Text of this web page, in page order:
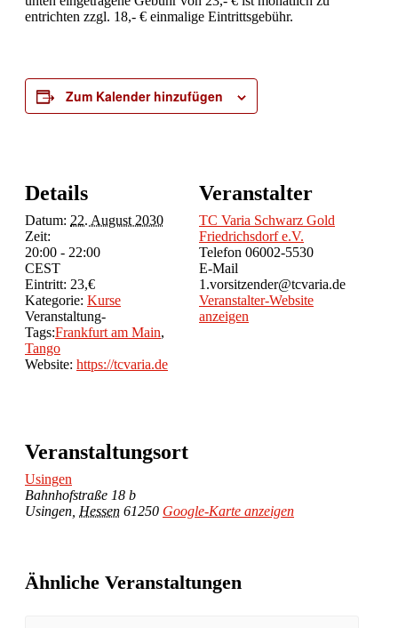
entrichten zzgl. 18,- € einmalige Eintrittsgebühr.
Zum Kalender hinzufügen
Details
Datum: 22. August 2030
Zeit:
20:00 - 22:00
CEST
Eintritt: 23,€
Kategorie: Kurse
Veranstaltung-
Tags:Frankfurt am Main,
Tango
Website: https://tcvaria.de
Veranstalter
TC Varia Schwarz Gold
Friedrichsdorf e.V.
Telefon 06002-5530
E-Mail
1.vorsitzender@tcvaria.de
Veranstalter-Website
anzeigen
Veranstaltungsort
Usingen
Bahnhofstraße 18 b
Usingen Hessen 61250 Google-Karte anzeigen
Ähnliche Veranstaltungen